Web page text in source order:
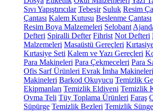
Sıvı Yapıştırıcılar Tebeşir Suluk Resim
Çantası Kalem Kutusu Beslenme Çantası
Resim Boya Malzemeleri Selobant
Defteri Spiralli Defter Fihrist Not Defteri
Malzemeleri Masaüstü Gereçleri
Kırtasiye Seti Kalem ve Yazı Gereçleri
Para Makineleri Para Çekmeceleri Para
Ofis Sarf Ürünleri Evrak İmha Makineleri
Makineleri Barkod Okuyucu Temizlik
Ekipmanları Temizlik Eldiveni Temizlik
Ovma Teli Tüy Toplama Ürünleri Faraş
Süpürge Temizlik Bezleri Temizlik